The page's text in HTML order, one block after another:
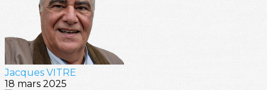
Jacques VITRE
18 mars 2025